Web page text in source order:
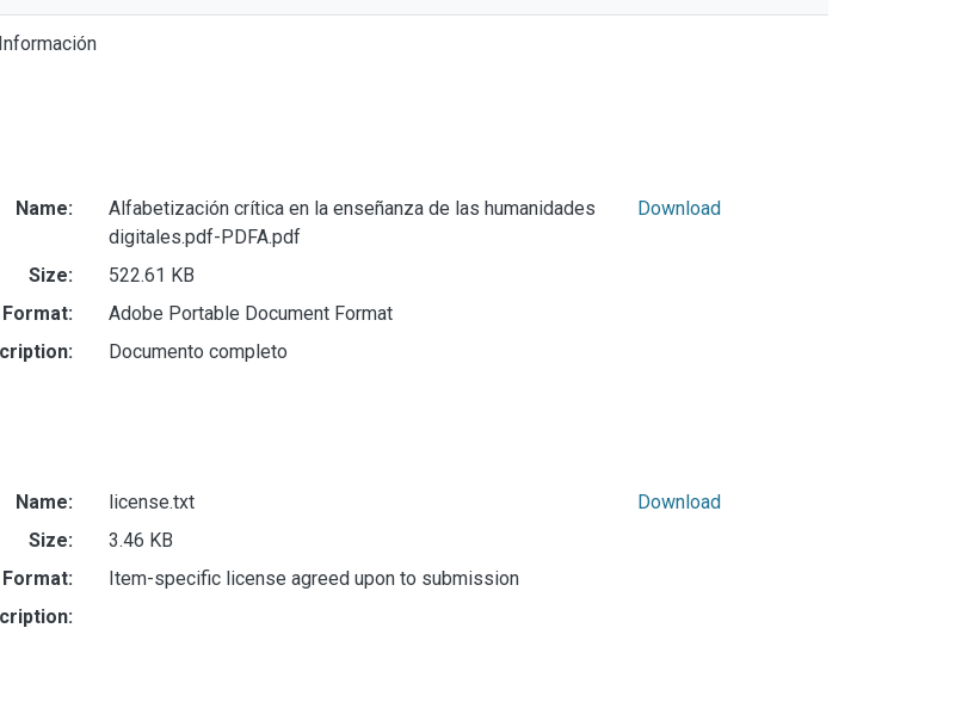
Name:
Alfabetización crítica en la enseñanza de las humanidades
digitales.pdf-PDFA.pdf
Size:
522.61 KB
Format:
Adobe Portable Document Format
Documento completo
Download
Name:
license.txt
Size:
3.46 KB
Format:
Item-specific license agreed upon to submission
Download